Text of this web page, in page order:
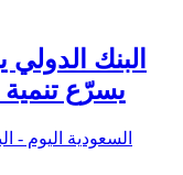
البنك
يسرّع تنمية